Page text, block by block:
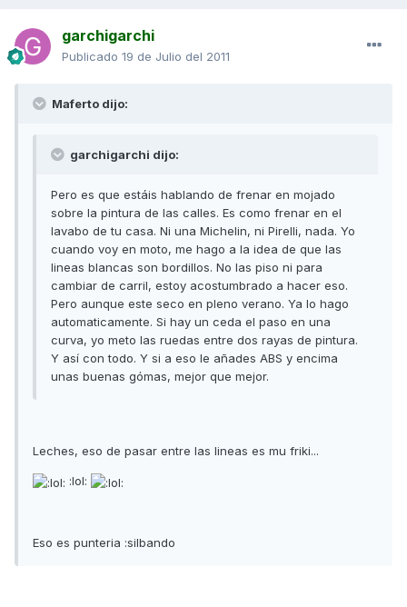
garchigarchi
Publicado 19 de Julio del 2011
Maferto dijo:
garchigarchi dijo:
Pero es que estáis hablando de frenar en mojado
sobre la pintura de las calles. Es como frenar en el
lavabo de tu casa. Ni una Michelin, ni Pirelli, nada. Yo
cuando voy en moto, me hago a la idea de que las
lineas blancas son bordillos. No las piso ni para
cambiar de carril, estoy acostumbrado a hacer eso.
Pero aunque este seco en pleno verano. Ya lo hago
automaticamente. Si hay un ceda el paso en una
curva, yo meto las ruedas entre dos rayas de pintura.
Y así con todo. Y si a eso le añades ABS y encima
unas buenas gómas, mejor que mejor.
Leches, eso de pasar entre las lineas es mu friki...
:lol:
Eso es punteria :silbando